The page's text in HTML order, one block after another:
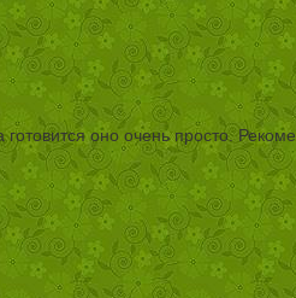
оно очень просто.